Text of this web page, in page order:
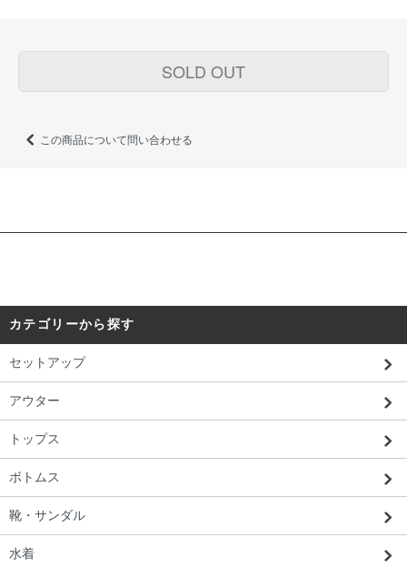
SOLD OUT
この商品について問い合わせる
カテゴリーから探す
セットアップ
アウター
トップス
ボトムス
靴・サンダル
水着